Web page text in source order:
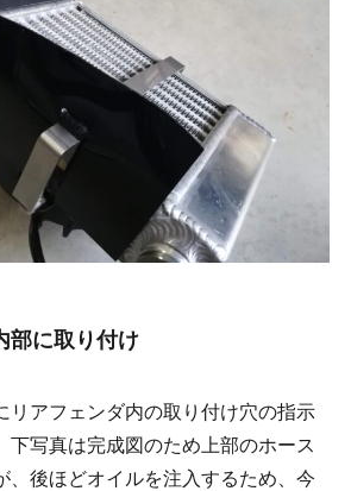
部に取り付け
リアフェンダ内の取り付け穴の指示
下写真は完成図のため上部のホース
、後ほどオイルを注入するため、今